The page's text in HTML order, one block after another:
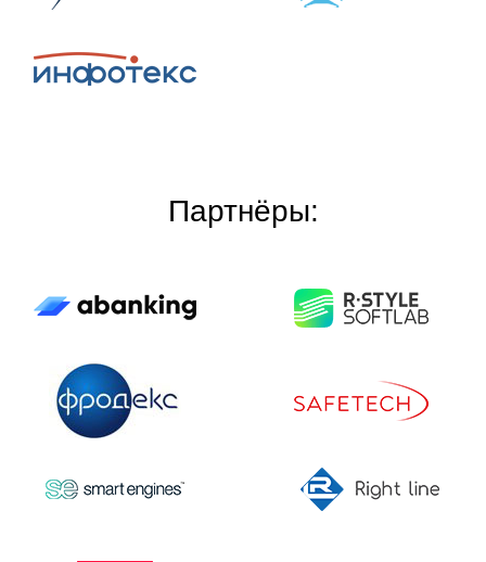
Партнёры: